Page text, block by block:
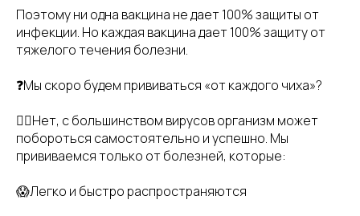
Поэтому ни одна вакцина не дает 100% защиты от
инфекции. Но каждая вакцина дает 100% защиту от
тяжелого течения болезни.
❓Мы скоро будем прививаться «от каждого чиха»?
👉🏻Нет, с большинством вирусов организм может
побороться самостоятельно и успешно. Мы
прививаемся только от болезней, которые:
😱Легко и быстро распространяются